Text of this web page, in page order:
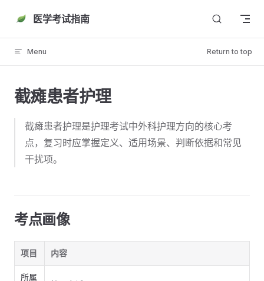
Skip to content
医学考试指南
Menu Return to top
截瘫患者护理
截瘫患者护理是护理考试中外科护理方向的核心考
点，复习时应掌握定义、适用场景、判断依据和常见
干扰项。
考点画像
项目 内容
所属